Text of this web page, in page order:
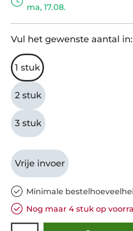
ma, 17.08.
Vul het gewenste aantal in:
1 stuk
2 stuk
3 stuk
Vrije invoer
Minimale
Nog maar 4 stuk op